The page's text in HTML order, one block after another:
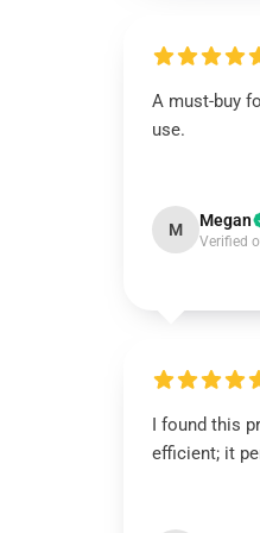
A must-buy
use.
M Megan
Verified
I found this
efficient; it